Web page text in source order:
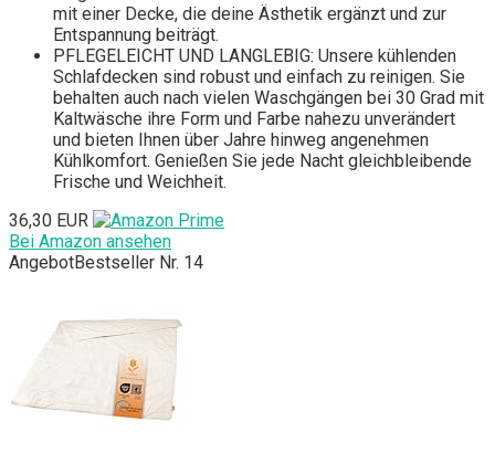
mit einer Decke, die deine Ästhetik ergänzt und zur
Entspannung beiträgt.
PFLEGELEICHT UND LANGLEBIG: Unsere kühlenden
Schlafdecken sind robust und einfach zu reinigen. Sie
behalten auch nach vielen Waschgängen bei 30 Grad mit
Kaltwäsche ihre Form und Farbe nahezu unverändert
und bieten Ihnen über Jahre hinweg angenehmen
Kühlkomfort. Genießen Sie jede Nacht gleichbleibende
Frische und Weichheit.
36,30 EUR
Bei Amazon ansehen
AngebotBestseller Nr. 14